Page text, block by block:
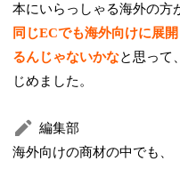
本にいらっしゃる海外の方
同じECでも海外向けに展
るんじゃないかなと思って
じめました。
編集部
海外向けの商材の中でも、